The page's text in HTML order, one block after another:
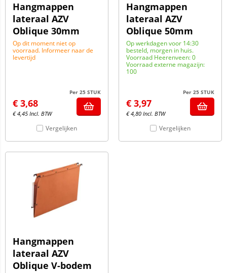
Hangmappen
lateraal AZV
Oblique 30mm
Op dit moment niet op
voorraad. Informeer naar de
levertijd
Per 25 STUK
€ 3,68
€4,45 Incl. BTW
Vergelijken
Hangmappen
lateraal AZV
Oblique 50mm
Op werkdagen voor 14:30
besteld, morgen in huis.
Voorraad Heerenveen: 0
Voorraad externe magazijn:
100
Per 25 STUK
€ 3,97
€4,80 Incl. BTW
Vergelijken
Hangmappen
lateraal AZV
Oblique V-bodem